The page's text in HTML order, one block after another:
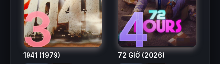
3
1941 (1979) 4
72 GIỜ (2026)